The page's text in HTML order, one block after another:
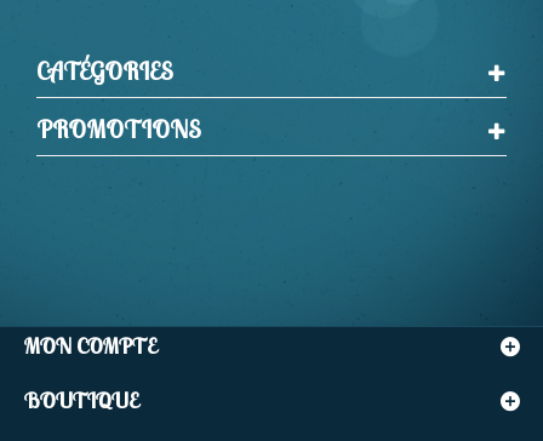
CATÉGORIES
PROMOTIONS
MON COMPTE
BOUTIQUE